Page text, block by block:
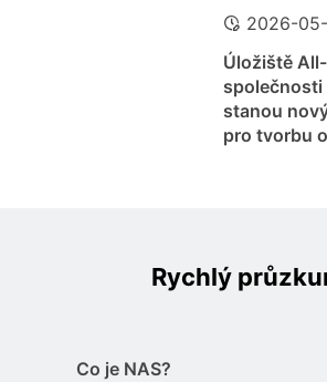
2026-
Úložiště
společnosti
stanou
pro tvorbu
Rychlý
Co je NAS?